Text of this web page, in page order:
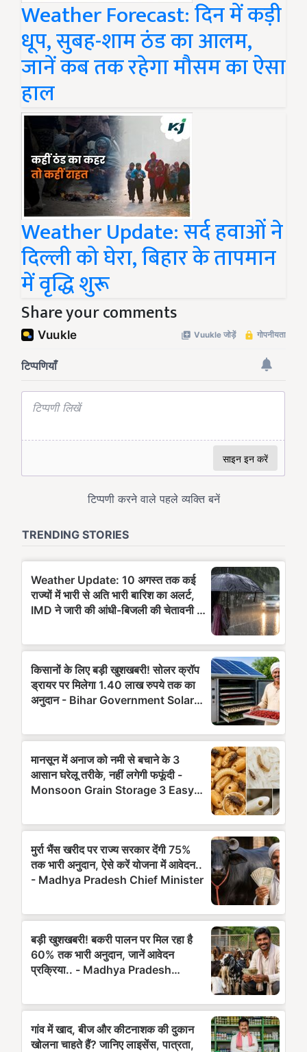
Weather Forecast: दिन में कड़ी
धूप, सुबह-शाम ठंड का आलम,
जानें कब तक रहेगा मौसम का ऐसा
हाल
Weather Update: सर्द हवाओं ने
दिल्ली को घेरा, बिहार के तापमान
में वृद्धि शुरू
Share your comments